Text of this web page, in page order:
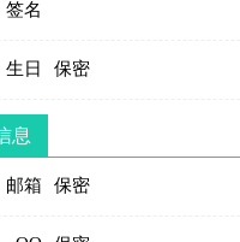
签名
生日 保密
息
邮箱 保密